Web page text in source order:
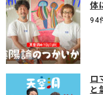
体
94
ロ
と